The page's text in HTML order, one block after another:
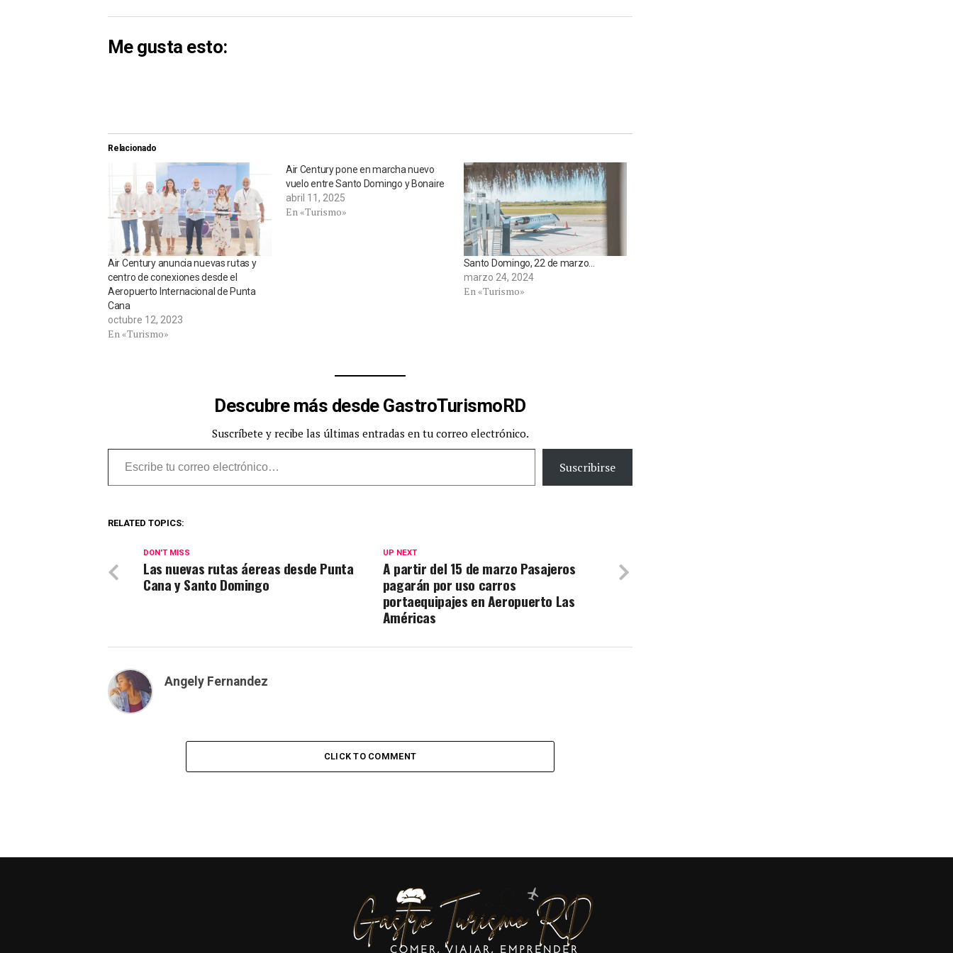
Me gusta esto:
Relacionado
Air Century anuncia nuevas rutas y
centro de conexiones desde el
Aeropuerto Internacional de Punta
Cana
octubre 12, 2023
En «Turismo»
Air Century pone en marcha nuevo
vuelo entre Santo Domingo y Bonaire
abril 11, 2025
En «Turismo»
Santo Domingo, 22 de marzo…
marzo 24, 2024
En «Turismo»
Descubre más desde GastroTurismoRD
Suscríbete y recibe las últimas entradas en tu correo electrónico.
Escribe tu correo electrónico…
Suscribirse
RELATED TOPICS:
UP NEXT
A partir del 15 de marzo Pasajeros
pagarán por uso carros
portaequipajes en Aeropuerto Las
Américas
DON'T MISS
Las nuevas rutas áereas desde Punta
Cana y Santo Domingo
Angely Fernandez
CLICK TO COMMENT